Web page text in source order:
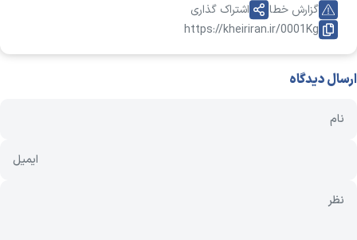
https://kheiriran.ir/0001Kg
گزارش خطا اشتراک گذاری
ارسال دیدگاه